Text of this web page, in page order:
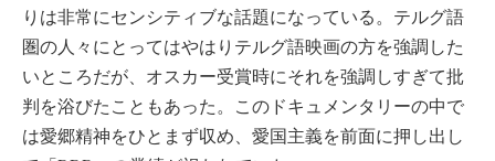
りは非常にセンシティブな話題になっている。テルグ語
圏の人々にとってはやはりテルグ語映画の方を強調した
いところだが、オスカー受賞時にそれを強調しすぎて批
判を浴びたこともあった。このドキュメンタリーの中で
は愛郷精神をひとまず収め、愛国主義を前面に押し出し